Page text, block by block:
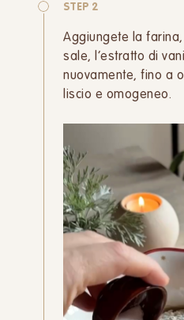
STEP 2
Aggiungete la
sale, l’estratto di
nuovamente, fino a
liscio e omogeneo.